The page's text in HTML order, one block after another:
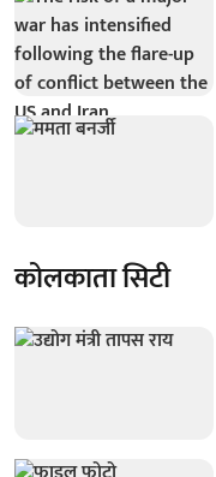
कोलकाता सिटी